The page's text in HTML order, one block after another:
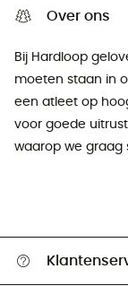
Over ons
Bij Hardloop
moeten staan ​​in
een atleet op
voor goede
waarop we graag